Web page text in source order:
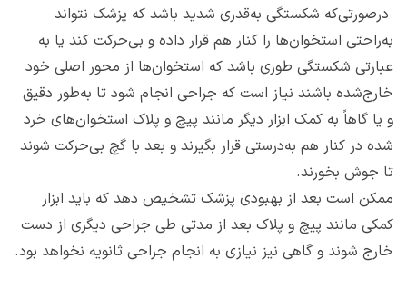
درصورتی‌که شکستگی به‌قدری شدید باشد که پزشک نتواند
به‌راحتی استخوان‌ها را کنار هم قرار داده و بی‌حرکت کند یا به
عبارتی شکستگی طوری باشد که استخوان‌ها از محور اصلی خود
خارج‌شده باشند نیاز است که جراحی انجام شود تا به‌طور دقیق
و یا گاهاً به کمک ابزار دیگر مانند پیچ و پلاک استخوان‌های خرد
شده در کنار هم به‌درستی قرار بگیرند و بعد با گچ بی‌حرکت شوند
تا جوش بخورند.
ممکن است بعد از بهبودی پزشک تشخیص دهد که باید ابزار
کمکی مانند پیچ و پلاک بعد از مدتی طی جراحی دیگری از دست
خارج شوند و گاهی نیز نیازی به انجام جراحی ثانویه نخواهد بود.